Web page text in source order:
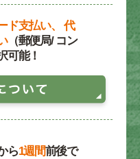
ド支払い、 代
（郵便局/ コン
可能！
ら1週間前後で